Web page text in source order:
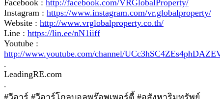
Facebook : http://facebook.com/VRGlobalProperty/
Instagram : https://www.instagram.com/vr.globalproperty/
Website : http://www.vrglobalproperty.co.th/
Line : https://lin.ee/nN1iiff
Youtube :
http://www.youtube.com/channel/
.
LeadingRE.com
.
#วีอาร์ #วีอาร์โกลบอลพร๊อพเพอร์ตี้ #อสังหาริมทรัพย์